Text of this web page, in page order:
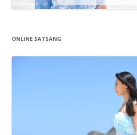
ONLINE SATSANG